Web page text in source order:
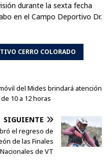
durante la sexta fecha
en el Campo Deportivo Dr.
CERRO COLORADO
del Mides brindará atención
10 a 12 horas
SIGUIENTE
el regreso de
de las Finales
Nacionales de VT